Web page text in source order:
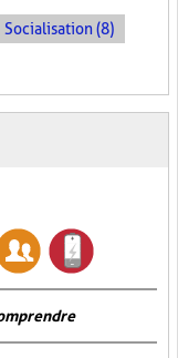
Socialisation (8)